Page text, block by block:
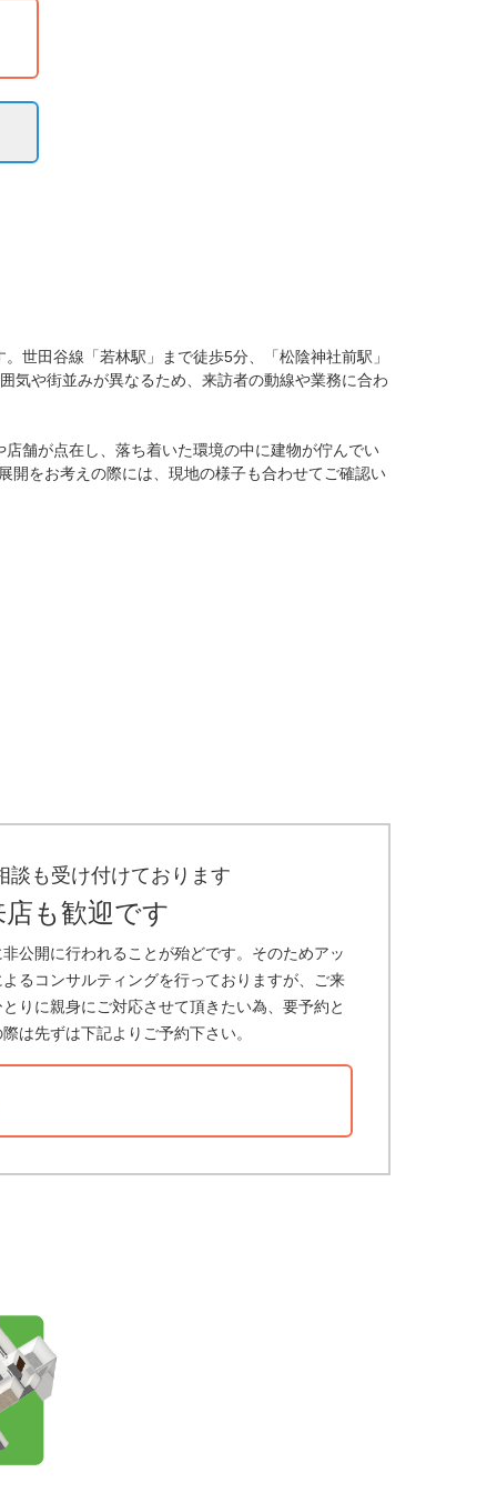
世田谷線「若林駅」まで徒歩5分、「松陰神社前駅」
気や街並みが異なるため、来訪者の動線や業務に合わ
舗が点在し、落ち着いた環境の中に建物が佇んでい
開をお考えの際には、現地の様子も合わせてご確認い
談も受け付けております
店も歓迎です
公開に行われることが殆どです。そのためアッ
るコンサルティングを行っておりますが、ご来
りに親身にご対応させて頂きたい為、要予約と
は先ずは下記よりご予約下さい。